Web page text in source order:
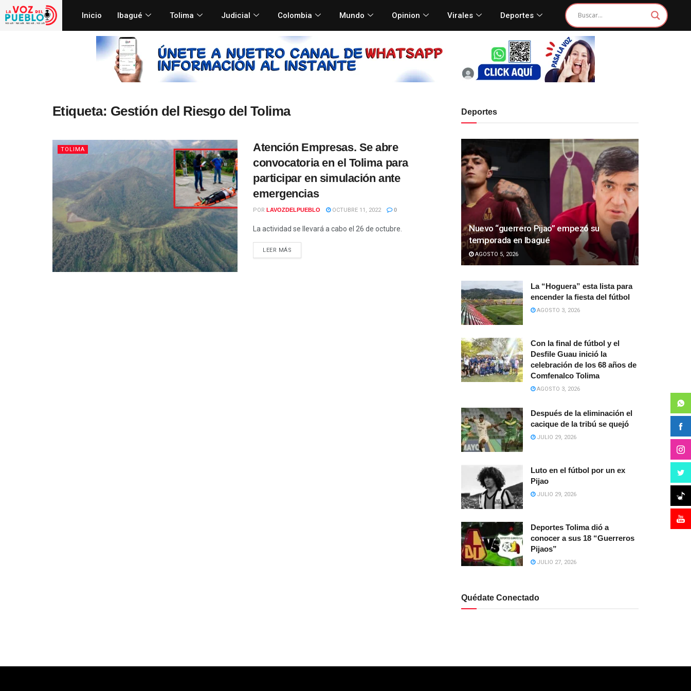
Inicio Ibagué Tolima Judicial Colombia Mundo Opinion Virales Deportes
Etiqueta: Gestión del Riesgo del Tolima
TOLIMA
Atención Empresas. Se abre
convocatoria en el Tolima para
participar en simulación ante
emergencias
POR LAVOZDELPUEBLO OCTUBRE 11, 2022 0
La actividad se llevará a cabo el 26 de octubre.
LEER MÁS
Deportes
Nuevo “guerrero Pijao” empezó su
temporada en Ibagué
AGOSTO 5, 2026
La “Hoguera” esta lista para
encender la fiesta del fútbol
AGOSTO 3, 2026
Con la final de fútbol y el
Desfile Guau inició la
celebración de los 68 años de
Comfenalco Tolima
AGOSTO 3, 2026
Después de la eliminación el
cacique de la tribú se quejó
JULIO 29, 2026
Luto en el fútbol por un ex
Pijao
JULIO 29, 2026
Deportes Tolima dió a
conocer a sus 18 “Guerreros
Pijaos”
JULIO 27, 2026
Quédate Conectado